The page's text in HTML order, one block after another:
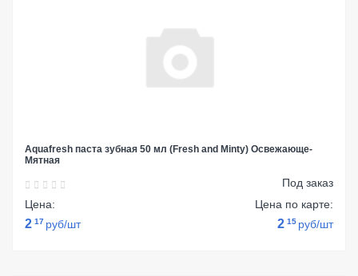
Aquafresh паста зубная 50 мл (Fresh and Minty) Освежающе-
Мятная
Под заказ
Цена:
2 17 руб/шт
Цена по карте:
2 15 руб/шт